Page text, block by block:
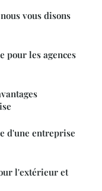
vous disons
pour les agences
d'une entreprise
l'extérieur et